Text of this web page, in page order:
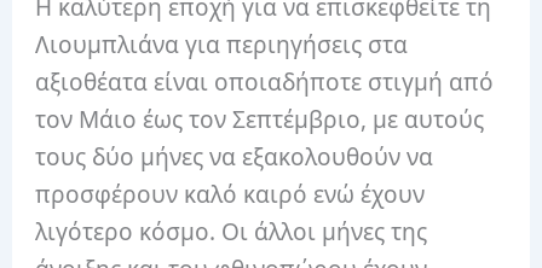
Η καλύτερη εποχή για να επισκεφθείτε τη
Λιουμπλιάνα για περιηγήσεις στα
αξιοθέατα είναι οποιαδήποτε στιγμή από
τον Μάιο έως τον Σεπτέμβριο, με αυτούς
τους δύο μήνες να εξακολουθούν να
προσφέρουν καλό καιρό ενώ έχουν
λιγότερο κόσμο. Οι άλλοι μήνες της